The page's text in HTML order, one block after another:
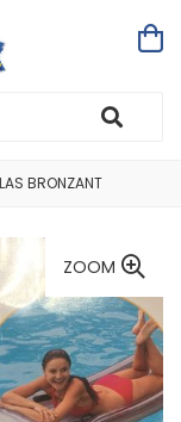
BRONZANT
ZOOM